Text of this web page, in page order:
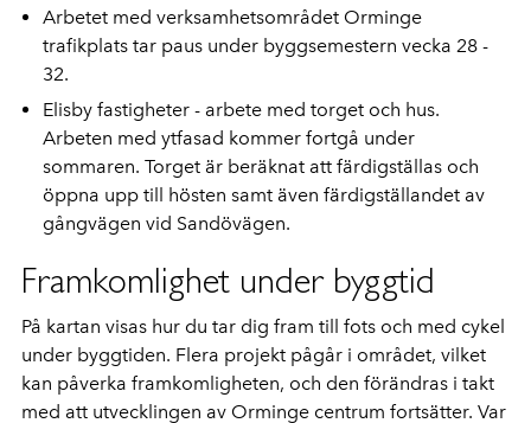
Arbetet med verksamhetsområdet Orminge
trafikplats tar paus under byggsemestern vecka 28 -
32.
Elisby fastigheter - arbete med torget och hus.
Arbeten med ytfasad kommer fortgå under
sommaren. Torget är beräknat att färdigställas och
öppna upp till hösten samt även färdigställandet av
gångvägen vid Sandövägen.
Framkomlighet under byggtid
På kartan visas hur du tar dig fram till fots och med cykel
under byggtiden. Flera projekt pågår i området, vilket
kan påverka framkomligheten, och den förändras i takt
med att utvecklingen av Orminge centrum fortsätter. Var